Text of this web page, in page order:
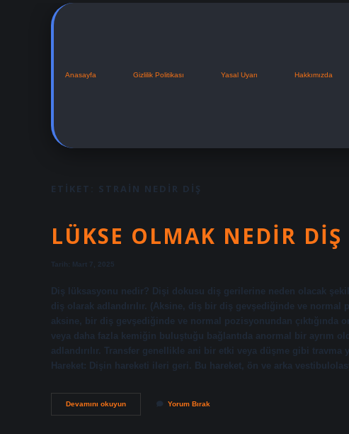
Anasayfa Gizlilik Politikası Yasal Uyarı Hakkımızda
ETIKET: STRAIN NEDIR DIŞ
LÜKSE OLMAK NEDIR DIŞ
Tarih: Mart 7, 2025
Diş lüksasyonu nedir? Dişi dokusu diş gerilerine neden olacak
diş olarak adlandırılır. (Aksine, diş bir diş gevşediğinde ve normal
aksine, bir diş gevşediğinde ve normal pozisyonundan çıktığında
veya daha fazla kemiğin buluştuğu bağlantıda anormal bir ayrım
adlandırılır. Transfer genellikle ani bir etki veya düşme gibi
Hareket: Dişin hareketi ileri geri. Bu hareket, ön ve arka
Devamını okuyunLükse
Olmak
Yorum Bırak